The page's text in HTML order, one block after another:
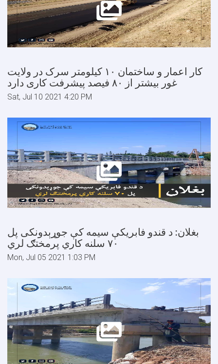
کار اعمار و ساختمان ۱۰ کیلومتر سرک در ولایت
غور بیشتر از ۸۰ فیصد پیشرفت کاری دارد
Sat, Jul 10 2021 4:20 PM
بغلان: د قندو فابریکې سیمه کې جوړېدونکی پل
۷۰ سلنه کاري پرمختګ لري
Mon, Jul 05 2021 1:03 PM